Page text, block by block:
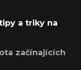
a triky na
začínajících